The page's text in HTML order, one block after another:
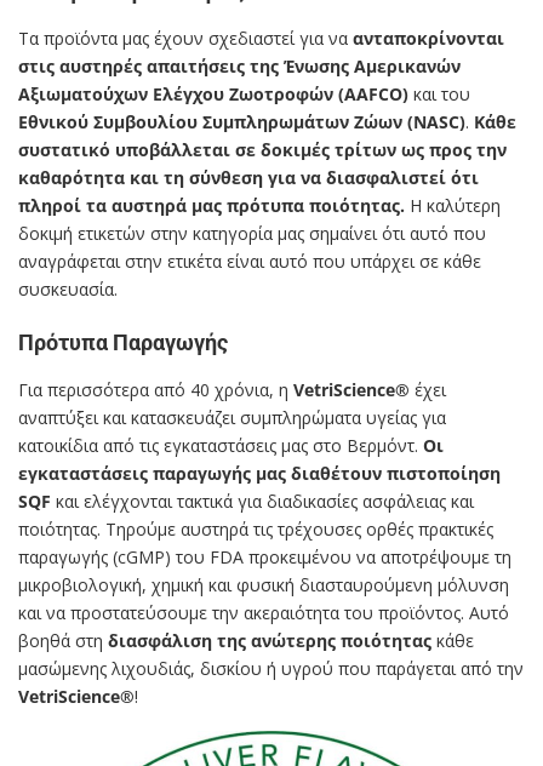
Τα προϊόντα μας έχουν σχεδιαστεί για να ανταποκρίνονται
στις αυστηρές απαιτήσεις της Ένωσης Αμερικανών
Αξιωματούχων Ελέγχου Ζωοτροφών (AAFCO) και του
Εθνικού Συμβουλίου Συμπληρωμάτων Ζώων (NASC). Κάθε
συστατικό υποβάλλεται σε δοκιμές τρίτων ως προς την
καθαρότητα και τη σύνθεση για να διασφαλιστεί ότι
πληροί τα αυστηρά μας πρότυπα ποιότητας. Η καλύτερη
δοκιμή ετικετών στην κατηγορία μας σημαίνει ότι αυτό που
αναγράφεται στην ετικέτα είναι αυτό που υπάρχει σε κάθε
συσκευασία.
Πρότυπα Παραγωγής
Για περισσότερα από 40 χρόνια, η VetriScience® έχει
αναπτύξει και κατασκευάζει συμπληρώματα υγείας για
κατοικίδια από τις εγκαταστάσεις μας στο Βερμόντ. Οι
εγκαταστάσεις παραγωγής μας διαθέτουν πιστοποίηση
SQF και ελέγχονται τακτικά για διαδικασίες ασφάλειας και
ποιότητας. Τηρούμε αυστηρά τις τρέχουσες ορθές πρακτικές
παραγωγής (cGMP) του FDA προκειμένου να αποτρέψουμε τη
μικροβιολογική, χημική και φυσική διασταυρούμενη μόλυνση
και να προστατεύσουμε την ακεραιότητα του προϊόντος. Αυτό
βοηθά στη διασφάλιση της ανώτερης ποιότητας κάθε
μασώμενης λιχουδιάς, δισκίου ή υγρού που παράγεται από την
VetriScience®!